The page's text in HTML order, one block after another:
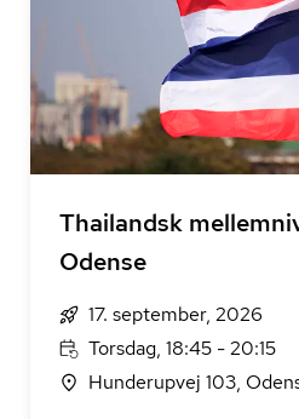
Thailandsk
Odense
17. september, 2026
Torsdag, 18:45 - 20:15
Hunderupvej 103,